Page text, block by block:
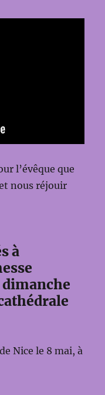
l’évêque que
nous réjouir
à
dimanche
Nice le 8 mai, à